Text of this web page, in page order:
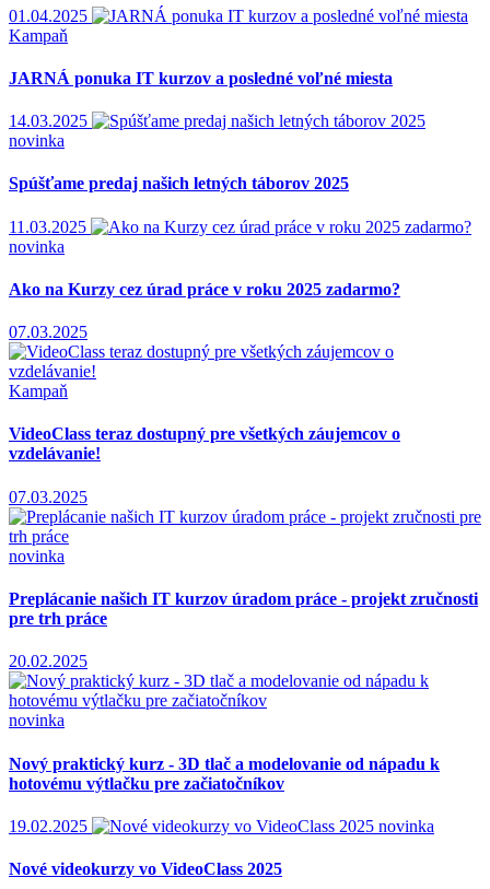
01.04.2025
Kampaň
JARNÁ ponuka IT kurzov a posledné voľné miesta
14.03.2025
novinka
Spúšťame predaj našich letných táborov 2025
11.03.2025
novinka
Ako na Kurzy cez úrad práce v roku 2025 zadarmo?
07.03.2025
Kampaň
VideoClass teraz dostupný pre všetkých záujemcov o
vzdelávanie!
07.03.2025
novinka
Preplácanie našich IT kurzov úradom práce - projekt zručnosti
pre trh práce
20.02.2025
novinka
Nový praktický kurz - 3D tlač a modelovanie od nápadu k
hotovému výtlačku pre začiatočníkov
19.02.2025 novinka
Nové videokurzy vo VideoClass 2025